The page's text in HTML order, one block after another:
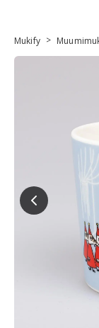
Mukify >